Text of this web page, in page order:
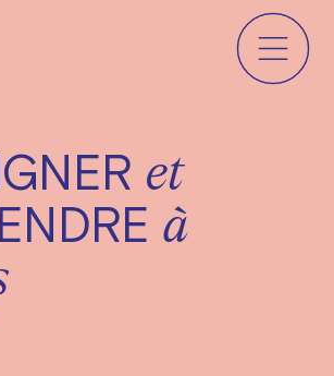
et
à